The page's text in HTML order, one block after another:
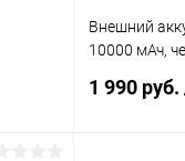
Внешний
10000 мАч,
1 990 руб.